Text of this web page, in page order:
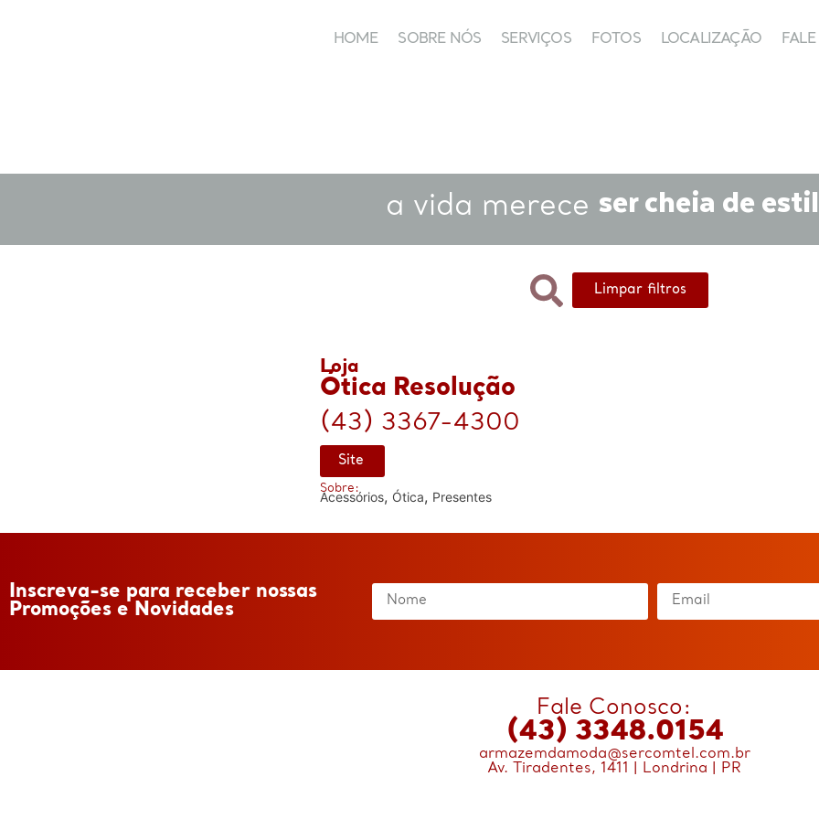
HOME SOBRE NÓS SERVIÇOS FOTOS LOCALIZAÇÃO
a vida merece ser cheia de
Limpar filtros
Loja
Ótica Resolução
(43) 3367-4300
Site
Sobre:
Acessórios, Ótica, Presentes
Inscreva-se para receber nossas
Promoções e Novidades
Fale Conosco:
(43) 3348.0154
armazemdamoda@sercomtel.com.br
Av. Tiradentes, 1411 | Londrina | PR